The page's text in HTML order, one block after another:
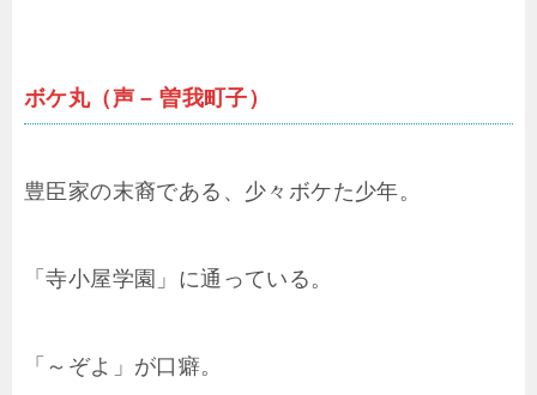
ボケ丸（声 – 曽我町子）
豊臣家の末裔である、少々ボケた少年。
「寺小屋学園」に通っている。
「～ぞよ」が口癖。